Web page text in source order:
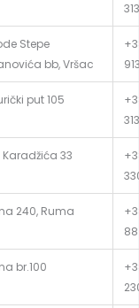
313
Stepe
bb, Vršac
put 105
313
33
240, Ruma
br.100